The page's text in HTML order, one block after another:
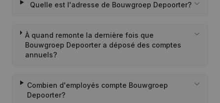
Quelle est l'adresse de Bouwgroep Depoorter?
À quand remonte la dernière fois que
Bouwgroep Depoorter a déposé des comptes
annuels?
Combien d'employés compte Bouwgroep
Depoorter?